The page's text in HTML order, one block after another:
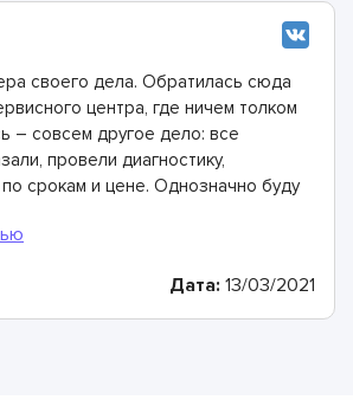
своего дела. Обратилась сюда
центра, где ничем толком
– совсем другое дело: все
провели диагностику,
срокам и цене. Однозначно буду
Дата: 13/03/2021